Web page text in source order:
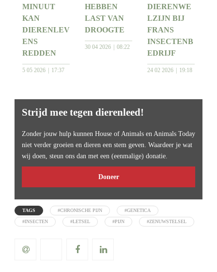
MINUUT
KAN
DIERENLEV
ENS
REDDEN
5 05 2026 17:37
HEBBEN
LAST VAN
DROOGTE
30 04 2026 08:22
DIERENWE
LZIJN BIJ
FRANS
INSECTENB
EDRIJF
24 02 2026 19:18
Strijd mee tegen dierenleed!
Zonder jouw hulp kunnen House of Animals en Animals Today
niet verder groeien en dieren een stem geven. Waardeer je wat
wij doen, steun ons dan met een (eenmalige) donatie.
Doneer
TAGS #CHRONISCHE PIJN #GENETICA
#INSECTEN #LETSEL #PIJN #ZENUWSTELSEL